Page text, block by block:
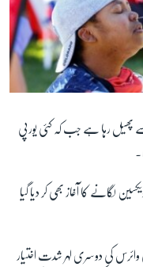
پھیل رہا ہے جب کہ کئی یورپی
لگانے کا آغاز بھی کر دیا گیا
وائرس کی دوسری لہر شدت اختیار